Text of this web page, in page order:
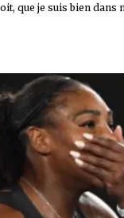
que je suis bien dans